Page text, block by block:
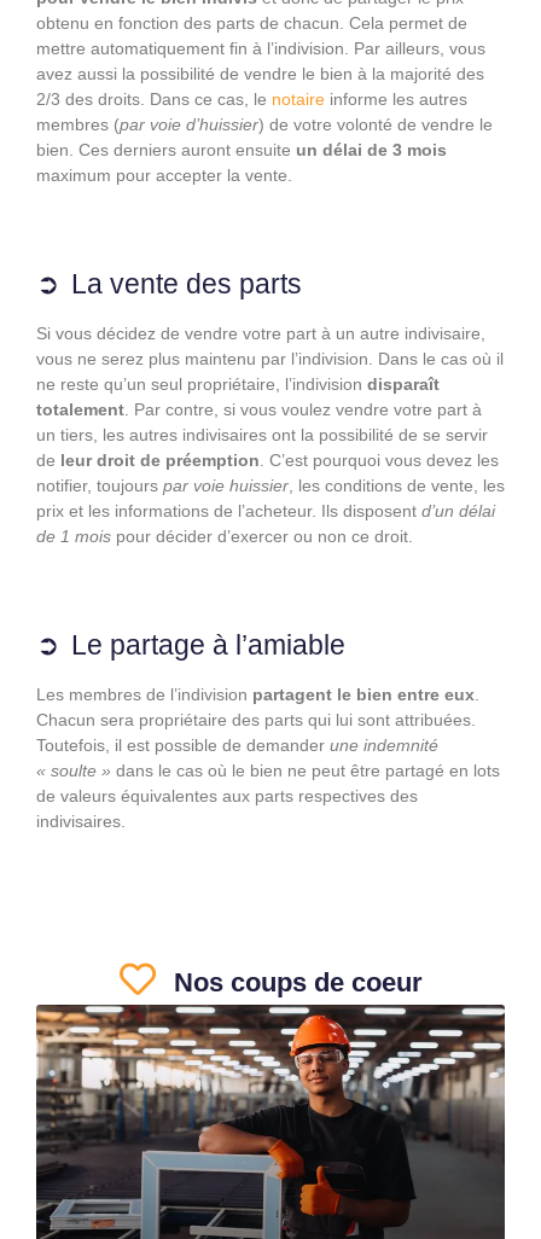
obtenu en fonction des parts de chacun. Cela permet de
mettre automatiquement fin à l’indivision. Par ailleurs, vous
avez aussi la possibilité de vendre le bien à la majorité des
2/3 des droits. Dans ce cas, le notaire informe les autres
membres (par voie d’huissier) de votre volonté de vendre le
bien. Ces derniers auront ensuite un délai de 3 mois
maximum pour accepter la vente.
La vente des parts
Si vous décidez de vendre votre part à un autre indivisaire,
vous ne serez plus maintenu par l’indivision. Dans le cas où il
ne reste qu’un seul propriétaire, l’indivision disparaît
totalement . Par contre, si vous voulez vendre votre part à
un tiers, les autres indivisaires ont la possibilité de se servir
de leur droit de préemption . C’est pourquoi vous devez les
notifier, toujours par voie huissier , les conditions de vente, les
prix et les informations de l’acheteur. Ils disposent d’un délai
de 1 mois pour décider d’exercer ou non ce droit.
Le partage à l’amiable
Les membres de l’indivision partagent le bien entre eux
Chacun sera propriétaire des parts qui lui sont attribuées.
Toutefois, il est possible de demander une indemnité
« soulte » dans le cas où le bien ne peut être partagé en lots
de valeurs équivalentes aux parts respectives des
indivisaires.
Nos coups de coeur